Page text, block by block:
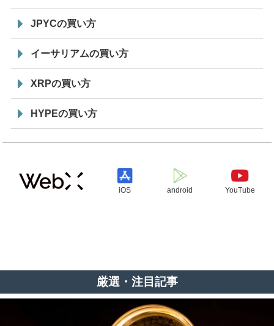
JPYCの買い方
イーサリアムの買い方
XRPの買い方
HYPEの買い方
iOS android YouTube
厳選・注目記事